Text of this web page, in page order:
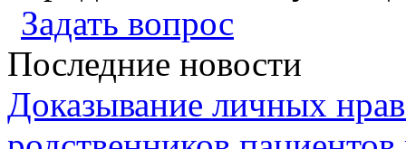
Задать вопрос
Последние новости
Доказывание личных